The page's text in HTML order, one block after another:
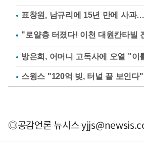
표창원, 남규리에 15년 만에 사과
방은희, 어머니 고독사에 오열 "이
스윙스 "120억 빚, 터널 끝 보인다"
◎공감언론 뉴시스